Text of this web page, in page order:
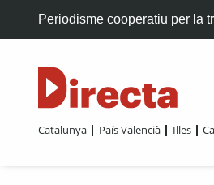
Periodisme cooperatiu per la
Catalunya País Valencià Illes